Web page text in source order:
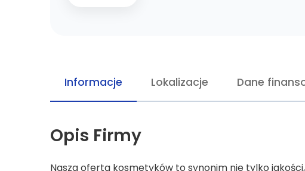
Informacje Lokalizacje Dane
Opis Firmy
Nasza oferta kosmetyków to synonim nie tylko